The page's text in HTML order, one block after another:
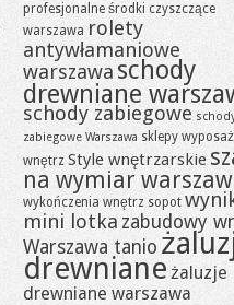
profesjonalne środki czyszczące
warszawa rolety
antywłamaniowe
warszawa schody
drewniane
schody zabiegowe
zabiegowe Warszawa sklepy
wnętrz Style wnętrzarskie
na wymiar
wykończenia wnętrz sopot
mini lotka zabudowy
Warszawa tanio
drewniane żaluzje
drewniane warszawa